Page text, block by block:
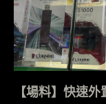
【場料】快速